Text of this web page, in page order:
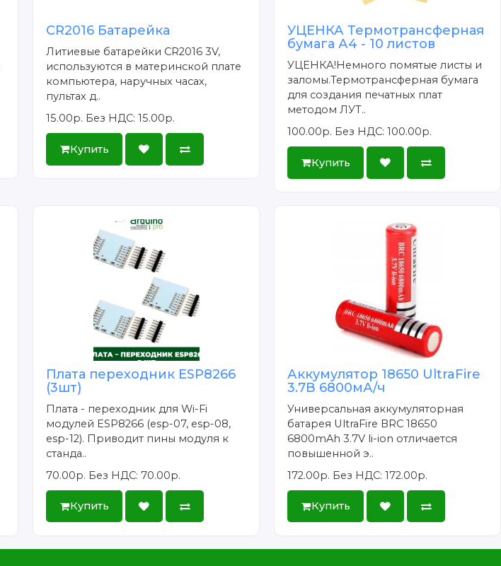
CR2016 Батарейка
Литиевые батарейки CR2016 3V,
используются в материнской плате
компьютера, наручных часах,
пультах д..
15.00р. Без НДС: 15.00р.
Купить
УЦЕНКА Термотрансферная
бумага А4 - 10 листов
УЦЕНКА!Немного помятые листы и
заломы.Термотрансферная бумага
для создания печатных плат
методом ЛУТ..
100.00р. Без НДС: 100.00р.
Купить
Плата переходник ESP8266
(3шт)
Плата - переходник для Wi-Fi
модулей ESP8266 (esp-07, esp-08,
esp-12). Приводит пины модуля к
станда..
70.00р. Без НДС: 70.00р.
Купить
Аккумулятор 18650 UltraFire
3.7В 6800мА/ч
Универсальная аккумуляторная
батарея UltraFire BRC 18650
6800mAh 3.7V li-ion отличается
повышенной э..
172.00р. Без НДС: 172.00р.
Купить